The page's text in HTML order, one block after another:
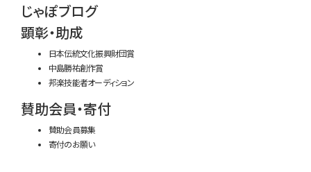
じゃぽブログ
顕彰・助成
日本伝統文化振興財団賞
中島勝祐創作賞
邦楽技能者オーディション
賛助会員・寄付
賛助会員募集
寄付のお願い